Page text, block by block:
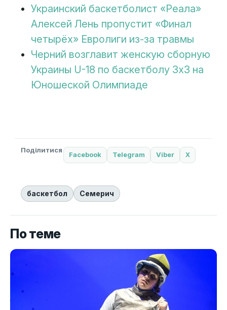
Украинский баскетболист «Реала»
Алексей Лень пропустит «Финал
четырёх» Евролиги из-за травмы
Черний возглавит женскую сборную
Украины U-18 по баскетболу 3х3 на
Юношеской Олимпиаде
Поділитися
Facebook Telegram Viber X
баскетбол Семерич
По теме